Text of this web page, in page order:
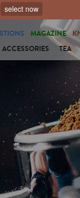
select now
ACCESSORIES TEA
MAGAZINE